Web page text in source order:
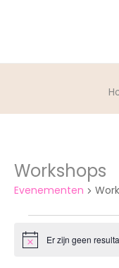
Workshops
Evenementen
BerichtEr zijn geen